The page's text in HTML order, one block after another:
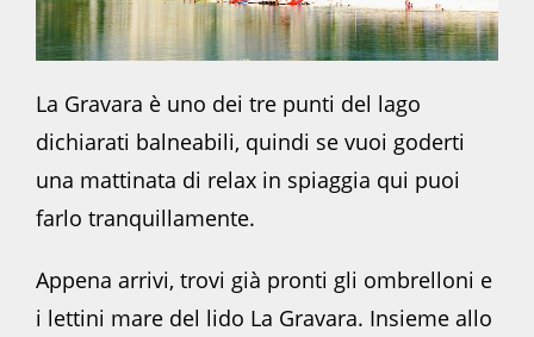
La Gravara è uno dei tre punti del lago
dichiarati balneabili, quindi se vuoi goderti
una mattinata di relax in spiaggia qui puoi
farlo tranquillamente.
Appena arrivi, trovi già pronti gli ombrelloni e
i lettini mare del lido La Gravara. Insieme allo